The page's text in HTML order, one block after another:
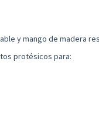
y mango de madera
protésicos para: